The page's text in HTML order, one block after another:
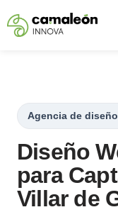
Saltar
Agencia de
Diseño
para
Villar de